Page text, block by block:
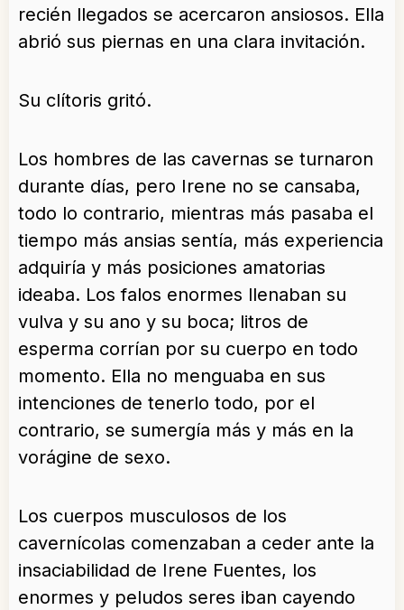
recién llegados se acercaron ansiosos. Ella
abrió sus piernas en una clara invitación.
Su clítoris gritó.
Los hombres de las cavernas se turnaron
durante días, pero Irene no se cansaba,
todo lo contrario, mientras más pasaba el
tiempo más ansias sentía, más experiencia
adquiría y más posiciones amatorias
ideaba. Los falos enormes llenaban su
vulva y su ano y su boca; litros de
esperma corrían por su cuerpo en todo
momento. Ella no menguaba en sus
intenciones de tenerlo todo, por el
contrario, se sumergía más y más en la
vorágine de sexo.
Los cuerpos musculosos de los
cavernícolas comenzaban a ceder ante la
insaciabilidad de Irene Fuentes, los
enormes y peludos seres iban cayendo